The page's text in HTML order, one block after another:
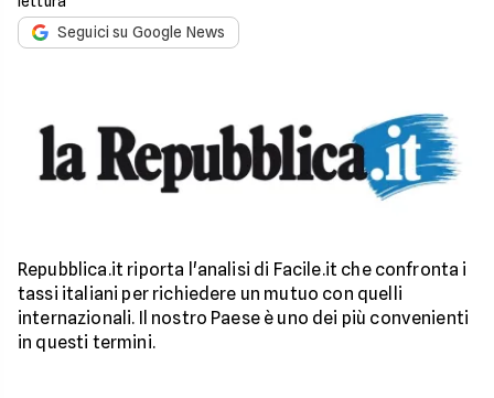
Seguici su Google News
Repubblica.it riporta l'analisi di Facile.it che confronta i
tassi italiani per richiedere un mutuo con quelli
internazionali. Il nostro Paese è uno dei più convenienti
in questi termini.